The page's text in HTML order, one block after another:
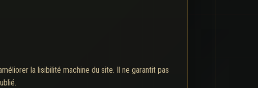
la lisibilité machine du site. Il ne garantit pas